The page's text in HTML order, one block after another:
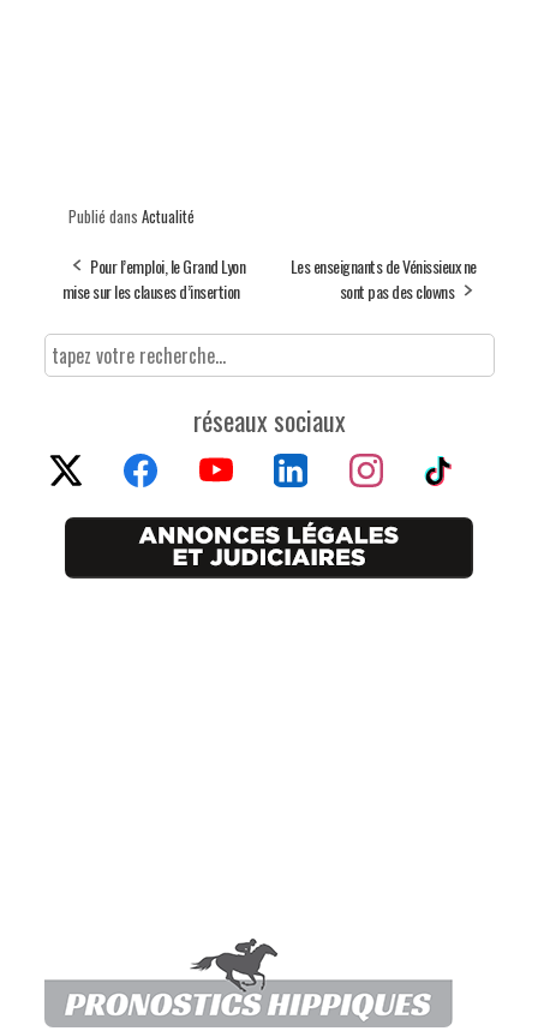
Publié dans Actualité
Pour l’emploi, le Grand Lyon
mise sur les clauses d’insertion
Les enseignants de Vénissieux ne
sont pas des clowns
réseaux sociaux